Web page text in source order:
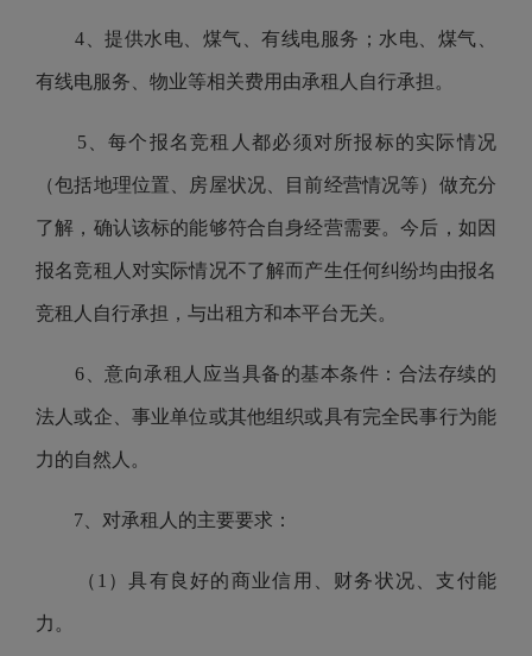
4、提供水电、煤气、有线电服务；水电、煤气、
有线电服务、物业等相关费用由承租人自行承担。
5、每个报名竞租人都必须对所报标的实际情况
（包括地理位置、房屋状况、目前经营情况等）做充分
了解，确认该标的能够符合自身经营需要。今后，如因
报名竞租人对实际情况不了解而产生任何纠纷均由报名
竞租人自行承担，与出租方和本平台无关。
6、意向承租人应当具备的基本条件：合法存续的
法人或企、事业单位或其他组织或具有完全民事行为能
力的自然人。
7、对承租人的主要要求：
（1）具有良好的商业信用、财务状况、支付能
力。